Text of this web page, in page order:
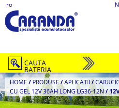
ro
CAUTA
BATERIA
HOME / PRODUSE/APLICATII/
CU GEL 12V 36AH LONG LG36-12N/